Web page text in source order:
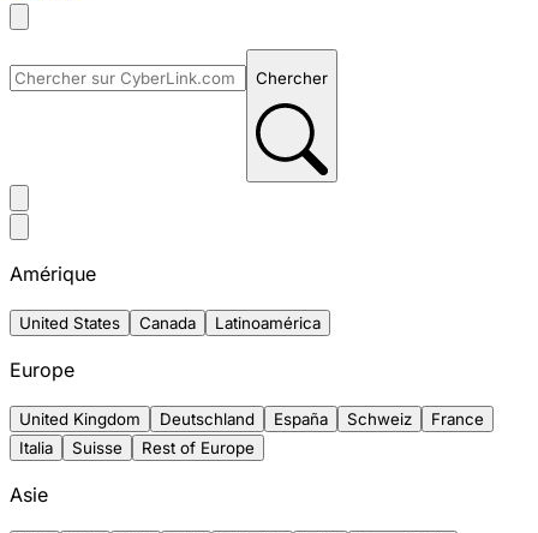
Chercher
Amérique
United States Canada Latinoamérica
Europe
United Kingdom Deutschland España Schweiz
France
Italia
Suisse Rest of Europe
Asie